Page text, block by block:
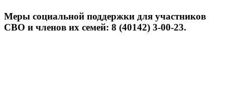
Меры социальной поддержки для участников
СВО и членов их семей: 8 (40142) 3-00-23.